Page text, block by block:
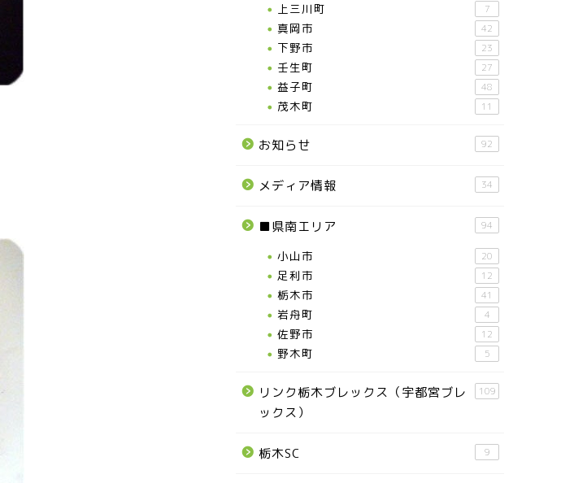
上三川町 7
真岡市 42
下野市 23
壬生町 27
益子町 48
茂木町 11
お知らせ 92
メディア情報 34
■県南エリア 94
小山市 20
足利市 12
栃木市 41
岩舟町 4
佐野市 12
野木町 5
リンク栃木ブレックス（宇都宮ブレ
ックス）
109
栃木SC 9